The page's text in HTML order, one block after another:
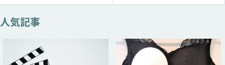
人気記事